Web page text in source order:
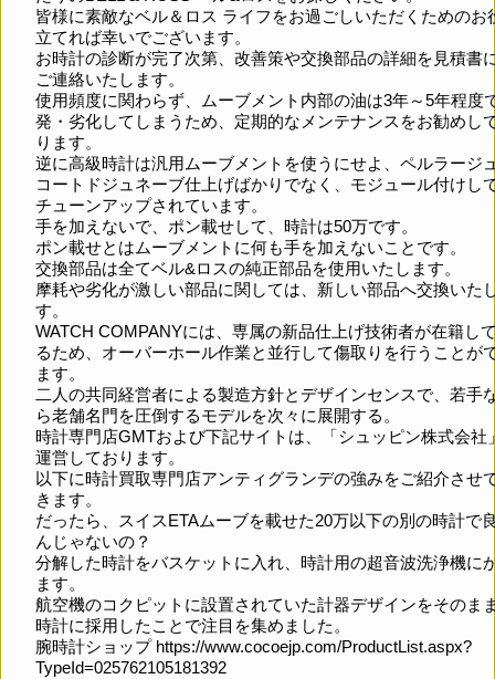
皆様に素敵なベル＆ロス ライフをお過ごしいただくためのお
立てれば幸いでございます。
お時計の診断が完了次第、改善策や交換部品の詳細を見積書
ご連絡いたします。
使用頻度に関わらず、ムーブメント内部の油は3年～5年程度
発・劣化してしまうため、定期的なメンテナンスをお勧めし
ります。
逆に高級時計は汎用ムーブメントを使うにせよ、ペルラージ
コートドジュネーブ仕上げばかりでなく、モジュール付けし
チューンアップされています。
手を加えないで、ポン載せして、時計は50万です。
ポン載せとはムーブメントに何も手を加えないことです。
交換部品は全てベル&ロスの純正部品を使用いたします。
摩耗や劣化が激しい部品に関しては、新しい部品へ交換いた
す。
WATCH COMPANYには、専属の新品仕上げ技術者が在籍し
るため、オーバーホール作業と並行して傷取りを行うことが
ます。
二人の共同経営者による製造方針とデザインセンスで、若手
ら老舗名門を圧倒するモデルを次々に展開する。
時計専門店GMTおよび下記サイトは、「シュッピン株式会社
運営しております。
以下に時計買取専門店アンティグランデの強みをご紹介させ
きます。
だったら、スイスETAムーブを載せた20万以下の別の時計で
んじゃないの？
分解した時計をバスケットに入れ、時計用の超音波洗浄機に
ます。
航空機のコクピットに設置されていた計器デザインをそのま
時計に採用したことで注目を集めました。
腕時計ショップ https://www.cocoejp.com/ProductList.aspx?
TypeId=025762105181392